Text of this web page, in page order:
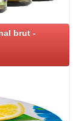
brut -